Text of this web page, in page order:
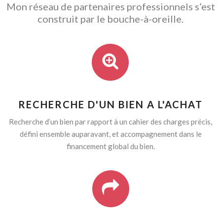
Mon réseau de partenaires professionnels s’est
construit par le bouche-à-oreille.
RECHERCHE D'UN BIEN A L'ACHAT
Recherche d’un bien par rapport à un cahier des charges précis,
défini ensemble auparavant, et accompagnement dans le
financement global du bien.